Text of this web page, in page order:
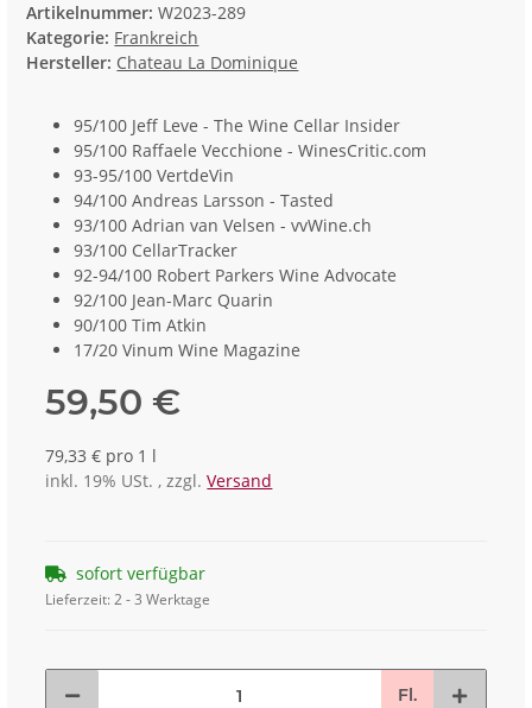
Artikelnummer:W2023-289
Kategorie: Frankreich
Hersteller: Chateau La Dominique
95/100 Jeff Leve - The Wine Cellar Insider
95/100 Raffaele Vecchione - WinesCritic.com
93-95/100 VertdeVin
94/100 Andreas Larsson - Tasted
93/100 Adrian van Velsen - vvWine.ch
93/100 CellarTracker
92-94/100 Robert Parkers Wine Advocate
92/100 Jean-Marc Quarin
90/100 Tim Atkin
17/20 Vinum Wine Magazine
59,50 €
79,33 € pro 1 l
inkl. 19% USt. , zzgl.Versand
sofort verfügbar
Lieferzeit:2 - 3 Werktage
Fl.